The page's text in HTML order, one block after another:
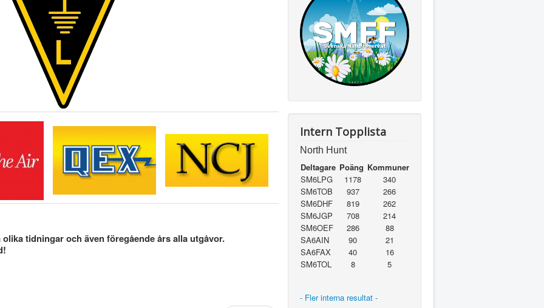
tidningar och även föregående års alla utgåvor.
Intern Topplista
North Hunt
Deltagare Poäng Kommuner
SM6LPG
1178
340
SM6TOB
937
266
SM6DHF
819
262
SM6JGP
708
214
SM6OEF
286
88
SA6AIN
90
21
SA6FAX
40
16
SM6TOL
8 5
- Fler interna resultat -